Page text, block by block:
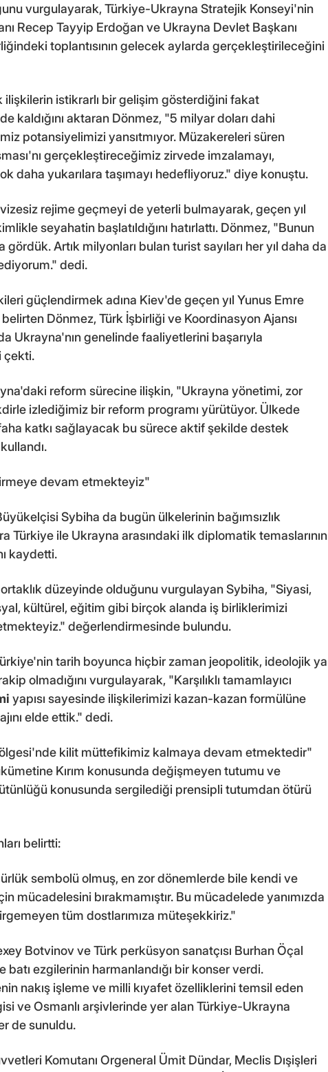
vurgulayarak, Türkiye-Ukrayna Stratejik Konseyi'nin
Recep Tayyip Erdoğan ve Ukrayna Devlet Başkanı
toplantısının gelecek aylarda gerçekleştirileceğini
ilişkilerin istikrarlı bir gelişim gösterdiğini fakat
kaldığını aktaran Dönmez, "5 milyar doları dahi
potansiyelimizi yansıtmıyor. Müzakereleri süren
gerçekleştireceğimiz zirvede imzalamayı,
daha yukarılara taşımayı hedefliyoruz." diye konuştu.
rejime geçmeyi de yeterli bulmayarak, geçen yıl
seyahatin başlatıldığını hatırlattı. Dönmez, "Bunun
gördük. Artık milyonları bulan turist sayıları her yıl daha da
dedi.
güçlendirmek adına Kiev'de geçen yıl Yunus Emre
belirten Dönmez, Türk İşbirliği ve Koordinasyon Ajansı
Ukrayna'nın genelinde faaliyetlerini başarıyla
çekti.
reform sürecine ilişkin, "Ukrayna yönetimi, zor
izlediğimiz bir reform programı yürütüyor. Ülkede
katkı sağlayacak bu sürece aktif şekilde destek
devam etmekteyiz"
Sybiha da bugün ülkelerinin bağımsızlık
Türkiye ile Ukrayna arasındaki ilk diplomatik temaslarının
kaydetti.
düzeyinde olduğunu vurgulayan Sybiha, "Siyasi,
kültürel, eğitim gibi birçok alanda iş birliklerimizi
değerlendirmesinde bulundu.
tarih boyunca hiçbir zaman jeopolitik, ideolojik ya
olmadığını vurgulayarak, "Karşılıklı tamamlayıcı
yapısı sayesinde ilişkilerimizi kazan-kazan formülüne
elde ettik." dedi.
kilit müttefikimiz kalmaya devam etmektedir"
Kırım konusunda değişmeyen tutumu ve
konusunda sergilediği prensipli tutumdan ötürü
belirtti:
sembolü olmuş, en zor dönemlerde bile kendi ve
mücadelesini bırakmamıştır. Bu mücadelede yanımızda
tüm dostlarımıza müteşekkiriz."
Botvinov ve Türk perküsyon sanatçısı Burhan Öçal
ezgilerinin harmanlandığı bir konser verdi.
nakış işleme ve milli kıyafet özelliklerini temsil eden
ve Osmanlı arşivlerinde yer alan Türkiye-Ukrayna
de sunuldu.
Komutanı Orgeneral Ümit Dündar, Meclis Dışişleri